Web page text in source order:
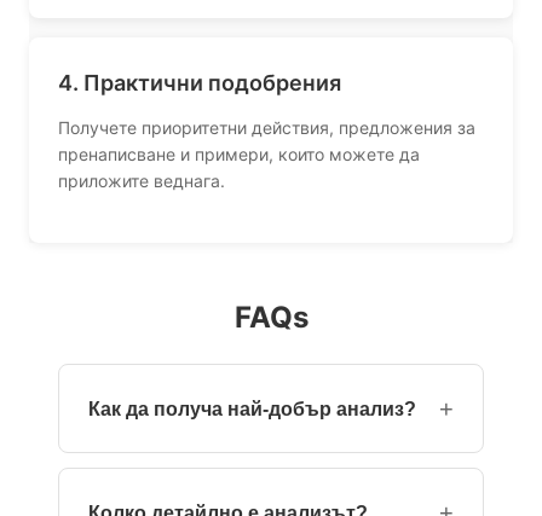
4. Практични подобрения
Получете приоритетни действия, предложения за
пренаписване и примери, които можете да
приложите веднага.
FAQs
Как да получа най-добър анализ? +
Посочете конкретно заглавие на длъжността